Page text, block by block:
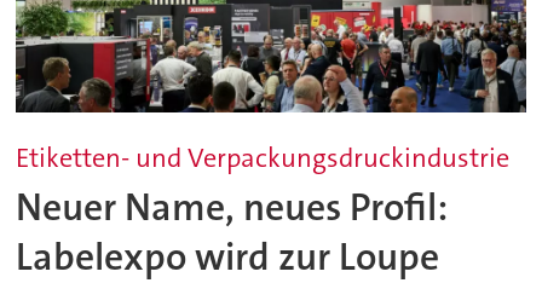
Etiketten- und Verpackungsdruckindustrie
Neuer Name, neues Profil:
Labelexpo wird zur Loupe